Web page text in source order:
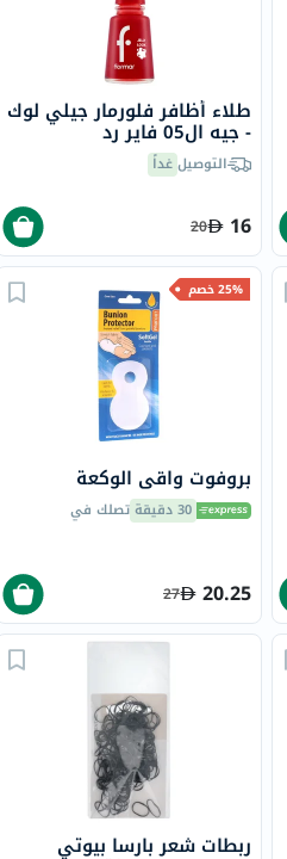
طلاء أظافر فلورمار جيلي لوك
- جيه ال05 فاير رد
التوصيلغداً
16
20
25% خصم
بروفوت واقي الوكعة
30 دقيقة تصلك في
20.25
27
ربطات شعر بارسا بيوتي